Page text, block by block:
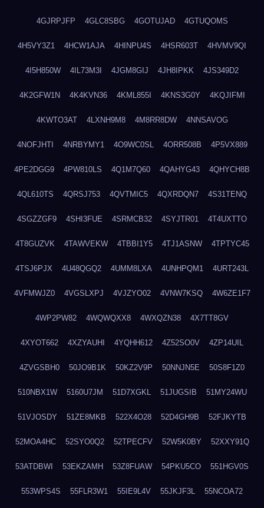
4GJRPJFP 4GLC8SBG 4GOTUJAD 4GTUQOMS
4H5VY3Z1 4HCW1AJA 4HINPU4S 4HSR603T 4HVMV9QI
4I5H850W 4IL73M3I 4JGM8GIJ 4JH8IPKK 4JS349D2
4K2GFW1N 4K4KVN36 4KML855I 4KNS3G0Y 4KQJIFMI
4KWTO3AT 4LXNH9M8 4M8RR8DW 4NNSAVOG
4NOFJHTI 4NRBYMY1 4O9WC0SL 4ORR508B 4P5VX889
4PE2DGG9 4PW810LS 4Q1M7Q60 4QAHYG43 4QHYCH8B
4QL610TS 4QRSJ753 4QVTMIC5 4QXRDQN7 4S31TENQ
4SGZZGF9 4SHI3FUE 4SRMCB32 4SYJTR01 4T4UXTTO
4T8GUZVK 4TAWVEKW 4TBBI1Y5 4TJ1ASNW 4TPTYC45
4TSJ6PJX 4U48QGQ2 4UMM8LXA 4UNHPQM1 4URT243L
4VFMWJZ0 4VGSLXPJ 4VJZYO02 4VNW7KSQ 4W6ZE1F7
4WP2PW82 4WQWQXX8 4WXQZN38 4X7TT8GV
4XYOT662 4XZYAUHI 4YQHH612 4Z52SO0V 4ZP14UIL
4ZVGSBH0 50JO9B1K 50KZ2V9P 50NNJN5E 50S8F1Z0
510NBX1W 5160U7JM 51D7XGKL 51JUGSIB 51MY24WU
51VJOSDY 51ZE8MKB 522X4O28 52D4GH9B 52FJKYTB
52MOA4HC 52SYO0Q2 52TPECFV 52W5K0BY 52XXY91Q
53ATDBWI 53EKZAMH 53Z8FUAW 54PKU5CO 551HGV0S
553WPS4S 55FLR3W1 55IE9L4V 55JKJF3L 55NCOA72